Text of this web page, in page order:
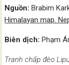
Nguồn: Brabim
Himalayan map.
Biên dịch: Phạm
Tranh chấp đèo